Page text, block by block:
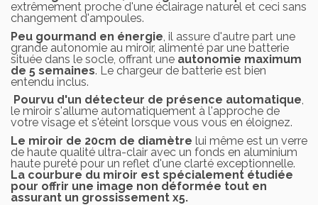
extrêmement proche d'une éclairage naturel et ceci sans
changement d'ampoules.
Peu gourmand en énergie , il assure d'autre part une
grande autonomie au miroir, alimenté par une batterie
située dans le socle, offrant une autonomie maximum
de 5 semaines. Le chargeur de batterie est bien
entendu inclus.
Pourvu d'un détecteur de présence automatique,
le miroir s'allume automatiquement à l'approche de
votre visage et s'éteint lorsque vous vous en éloignez.
Le miroir de 20cm de diamètre lui même est un verre
de haute qualité ultra-clair avec un fonds en aluminium
haute pureté pour un reflet d'une clarté exceptionnelle.
La courbure du miroir est spécialement étudiée
pour offrir une image non déformée tout en
assurant un grossissement x5.